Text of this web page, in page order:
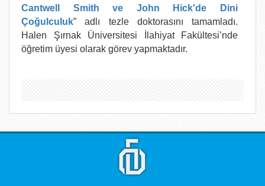
Cantwell Smith ve John Hick'de Dini
Çoğulculuk” adlı tezle doktorasını tamamladı.
Halen Şırnak Üniversitesi İlahiyat Fakültesi’nde
öğretim üyesi olarak görev yapmaktadır.